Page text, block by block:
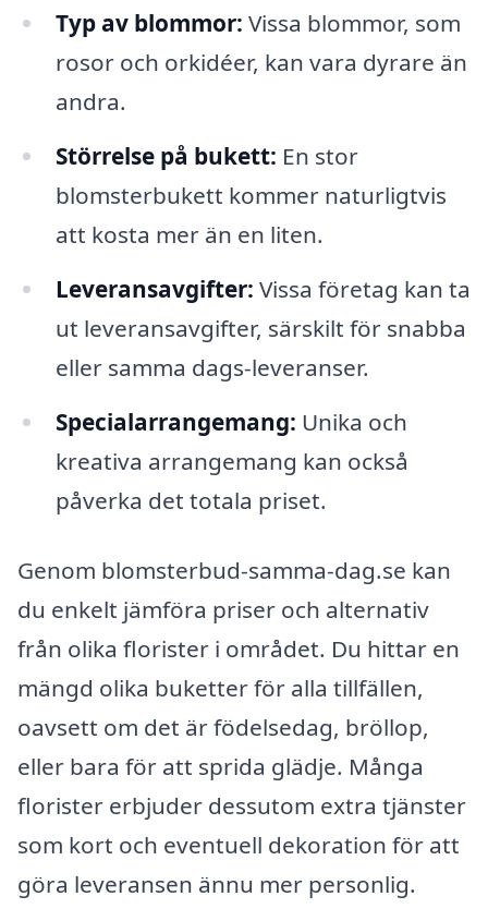
Typ av blommor: Vissa blommor, som
rosor och orkidéer, kan vara dyrare än
andra.
Störrelse på bukett: En stor
blomsterbukett kommer naturligtvis
att kosta mer än en liten.
Leveransavgifter: Vissa företag kan ta
ut leveransavgifter, särskilt för snabba
eller samma dags-leveranser.
Specialarrangemang: Unika och
kreativa arrangemang kan också
påverka det totala priset.
Genom blomsterbud-samma-dag.se kan
du enkelt jämföra priser och alternativ
från olika florister i området. Du hittar en
mängd olika buketter för alla tillfällen,
oavsett om det är födelsedag, bröllop,
eller bara för att sprida glädje. Många
florister erbjuder dessutom extra tjänster
som kort och eventuell dekoration för att
göra leveransen ännu mer personlig.